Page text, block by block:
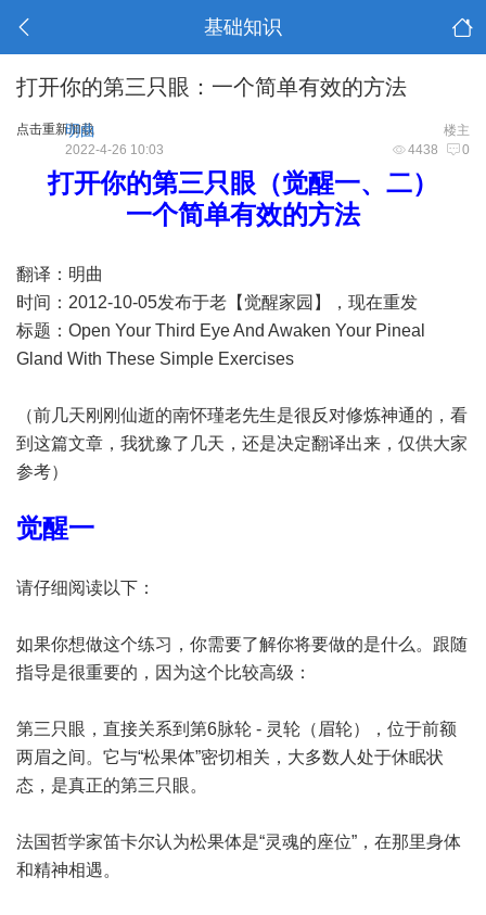
基础知识
打开你的第三只眼：一个简单有效的方法
点击重新加载 楼主
明曲
4438 0
2022-4-26 10:03
打开你的第三只眼（觉醒一、二）
一个简单有效的方法
翻译：明曲
时间：2012-10-05发布于老【觉醒家园】，现在重发
标题：Open Your Third Eye And Awaken Your Pineal
Gland With These Simple Exercises
（前几天刚刚仙逝的南怀瑾老先生是很反对修炼神通的，看
到这篇文章，我犹豫了几天，还是决定翻译出来，仅供大家
参考）
觉醒一
请仔细阅读以下：
如果你想做这个练习，你需要了解你将要做的是什么。跟随
指导是很重要的，因为这个比较高级：
第三只眼，直接关系到第6脉轮 - 灵轮（眉轮），位于前额
两眉之间。它与“松果体”密切相关，大多数人处于休眠状
态，是真正的第三只眼。
法国哲学家笛卡尔认为松果体是“灵魂的座位”，在那里身体
和精神相遇。